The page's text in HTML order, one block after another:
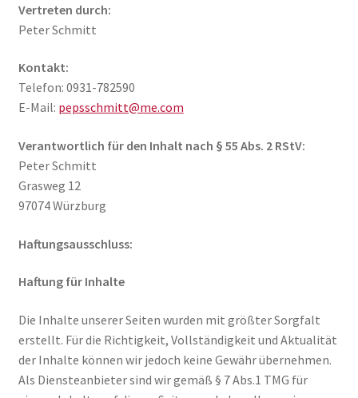
Vertreten durch:
Peter Schmitt
Kontakt:
Telefon: 0931-782590
E-Mail: pepsschmitt@me.com
Verantwortlich für den Inhalt nach § 55 Abs. 2 RStV:
Peter Schmitt
Grasweg 12
97074 Würzburg
Haftungsausschluss:
Haftung für Inhalte
Die Inhalte unserer Seiten wurden mit größter Sorgfalt
erstellt. Für die Richtigkeit, Vollständigkeit und Aktualität
der Inhalte können wir jedoch keine Gewähr übernehmen.
Als Diensteanbieter sind wir gemäß § 7 Abs.1 TMG für